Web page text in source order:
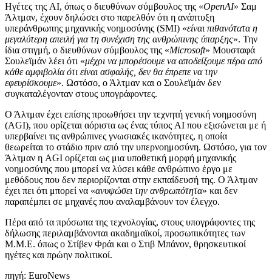
Ηγέτες της AI, όπως ο διευθύνων σύμβουλος της «OpenAI» Σαμ
Άλτμαν, έχουν δηλώσει στο παρελθόν ότι η ανάπτυξη
υπεράνθρωπης μηχανικής νοημοσύνης (SMI) «είναι πιθανότατα η
μεγαλύτερη απειλή για τη συνέχιση της ανθρώπινης ύπαρξης». Την
ίδια στιγμή, ο διευθύνων σύμβουλος της «Microsoft» Μουσταφά
Σουλεϊμάν λέει ότι «μέχρι να μπορέσουμε να αποδείξουμε πέρα από
κάθε αμφιβολία ότι είναι ασφαλής, δεν θα έπρεπε να την
εφευρίσκουμε». Ωστόσο, ο Άλτμαν και ο Σουλεϊμάν δεν
συγκαταλέγονταν στους υπογράφοντες.
Ο Άλτμαν έχει επίσης προωθήσει την τεχνητή γενική νοημοσύνη
(AGI), που ορίζεται αόριστα ως ένας τύπος AI που εξισώνεται με ή
υπερβαίνει τις ανθρώπινες γνωσιακές ικανότητες, η οποία
θεωρείται το στάδιο πριν από την υπερνοημοσύνη. Ωστόσο, για τον
Άλτμαν η AGI ορίζεται ως μια υποθετική μορφή μηχανικής
νοημοσύνης που μπορεί να λύσει κάθε ανθρώπινο έργο με
μεθόδους που δεν περιορίζονται στην εκπαίδευσή της. Ο Άλτμαν
έχει πει ότι μπορεί να «ανυψώσει την ανθρωπότητα» και δεν
παραπέμπει σε μηχανές που αναλαμβάνουν τον έλεγχο.
Πέρα από τα πρόσωπα της τεχνολογίας, στους υπογράφοντες της
δήλωσης περιλαμβάνονται ακαδημαϊκοί, προσωπικότητες των
Μ.Μ.Ε. όπως ο Στίβεν Φράι και ο Στιβ Μπάνον, θρησκευτικοί
ηγέτες και πρώην πολιτικοί.
πηγή: EuroNews